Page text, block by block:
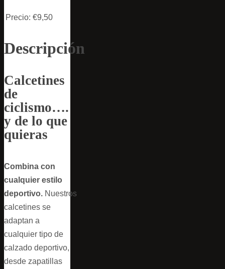
Precio: €9,50
Descripción
Calcetines
de
ciclismo….
y de lo que
quieras
Combina con
cualquier estilo
deportivo. Nuestros
calcetines se
adaptan a
cualquier tipo de
calzado deportivo,
desde zapatillas